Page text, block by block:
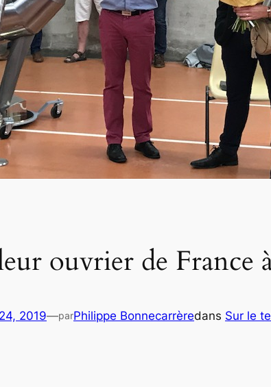
ouvrier de France
2019—parPhilippe Bonnecarrèredans Sur le